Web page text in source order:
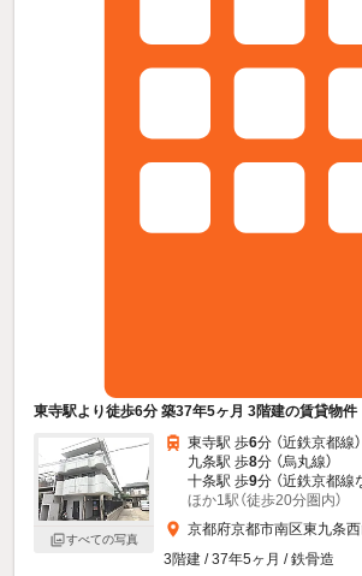
東寺駅より徒歩6分 築37年5ヶ月 3階建の賃貸物件
すべての写真
東寺駅 歩6分 （近鉄京都線）
九条駅 歩8分 （烏丸線）
十条駅 歩9分 （近鉄京都線
ほか1駅（徒歩20分圏内）
京都府京都市南区東九条
3階建 / 37年5ヶ月 / 鉄骨造